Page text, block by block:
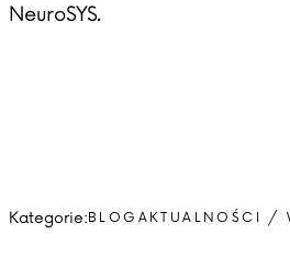
NeuroSYS.
Kategorie: BLOG AKTUALNOŚCI /